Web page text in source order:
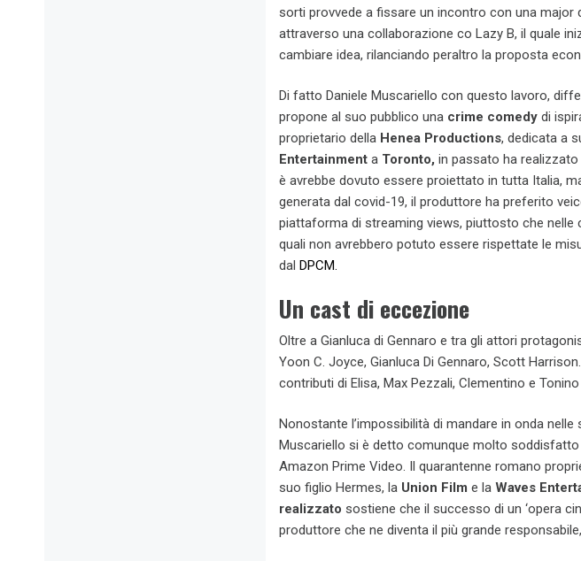
sorti provvede a fissare un incontro con una major
attraverso una collaborazione co Lazy B, il quale
cambiare idea, rilanciando peraltro la proposta
Di fatto Daniele Muscariello con questo lavoro,
propone al suo pubblico una crime comedy di
proprietario della Henea Productions, dedicata a
Entertainment a Toronto, in passato ha
è avrebbe dovuto essere proiettato in tutta Italia,
generata dal covid-19, il produttore ha preferito
piattaforma di streaming views, piuttosto che nelle
quali non avrebbero potuto essere rispettate le
dal DPCM.
Un cast di eccezione
Oltre a Gianluca di Gennaro e tra gli attori
Yoon C. Joyce, Gianluca Di Gennaro, Scott
contributi di Elisa, Max Pezzali, Clementino e
Nonostante l’impossibilità di mandare in onda
Muscariello si è detto comunque molto
Amazon Prime Video. Il quarantenne romano
suo figlio Hermes, la Union Film e la Waves
realizzato sostiene che il successo di un ‘opera
produttore che ne diventa il più grande